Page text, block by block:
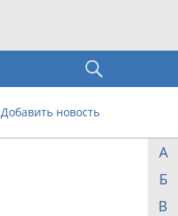
Добавить новость
А
Б
В